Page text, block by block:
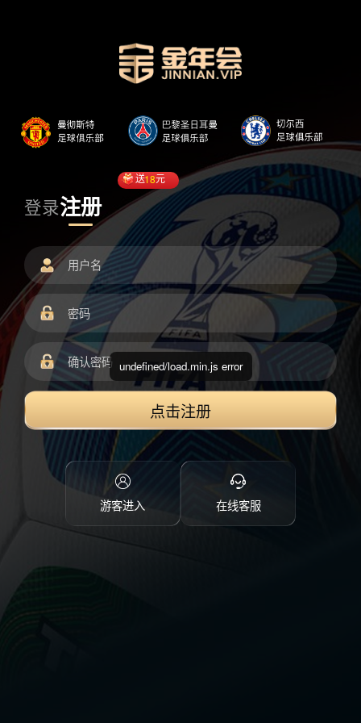
登录注册
送18元
点击注册
游客进入 在线客服
undefined/load.min.js error